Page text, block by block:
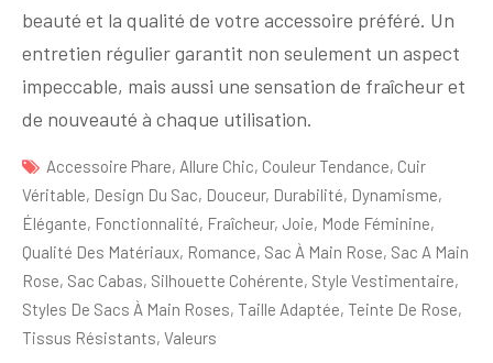
beauté et la qualité de votre accessoire préféré. Un
entretien régulier garantit non seulement un aspect
impeccable, mais aussi une sensation de fraîcheur et
de nouveauté à chaque utilisation.
Accessoire Phare, Allure Chic, Couleur Tendance, Cuir
Véritable, Design Du Sac, Douceur, Durabilité, Dynamisme,
Élégante, Fonctionnalité, Fraîcheur, Joie, Mode Féminine,
Qualité Des Matériaux, Romance, Sac À Main Rose, Sac A Main
Rose, Sac Cabas, Silhouette Cohérente, Style Vestimentaire,
Styles De Sacs À Main Roses, Taille Adaptée, Teinte De Rose,
Tissus Résistants, Valeurs